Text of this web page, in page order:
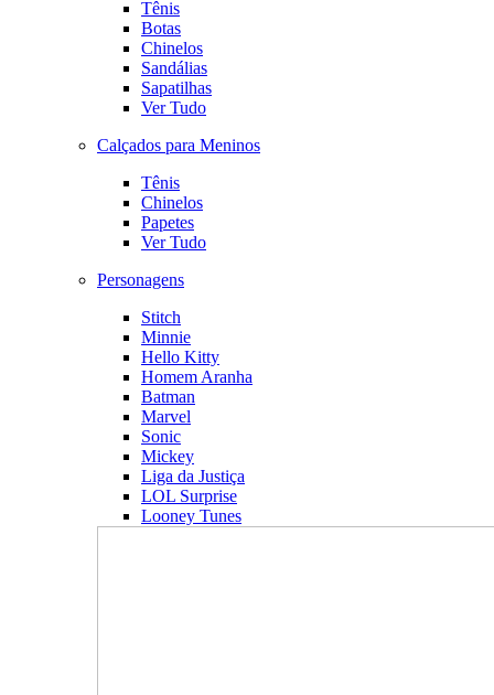
Tênis
Botas
Chinelos
Sandálias
Sapatilhas
Ver Tudo
Calçados para Meninos
Tênis
Chinelos
Papetes
Ver Tudo
Personagens
Stitch
Minnie
Hello Kitty
Homem Aranha
Batman
Marvel
Sonic
Mickey
Liga da Justiça
LOL Surprise
Looney Tunes